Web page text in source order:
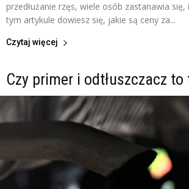
przedłużanie rzęs, wiele osób zastanawia
tym artykule dowiesz się, jakie są ceny za...
Czytaj więcej
Czy primer i odtłuszczacz to